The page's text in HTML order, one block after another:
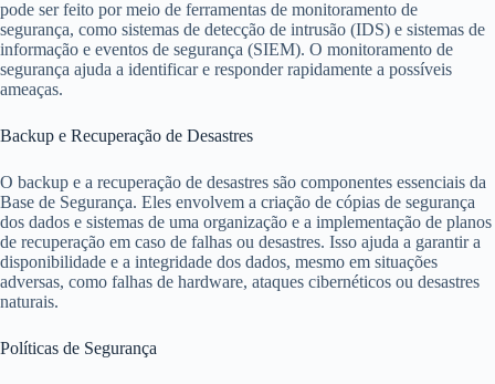
pode ser feito por meio de ferramentas de monitoramento de
segurança, como sistemas de detecção de intrusão (IDS) e sistemas de
informação e eventos de segurança (SIEM). O monitoramento de
segurança ajuda a identificar e responder rapidamente a possíveis
ameaças.
Backup e Recuperação de Desastres
O backup e a recuperação de desastres são componentes essenciais da
Base de Segurança. Eles envolvem a criação de cópias de segurança
dos dados e sistemas de uma organização e a implementação de planos
de recuperação em caso de falhas ou desastres. Isso ajuda a garantir a
disponibilidade e a integridade dos dados, mesmo em situações
adversas, como falhas de hardware, ataques cibernéticos ou desastres
naturais.
Políticas de Segurança